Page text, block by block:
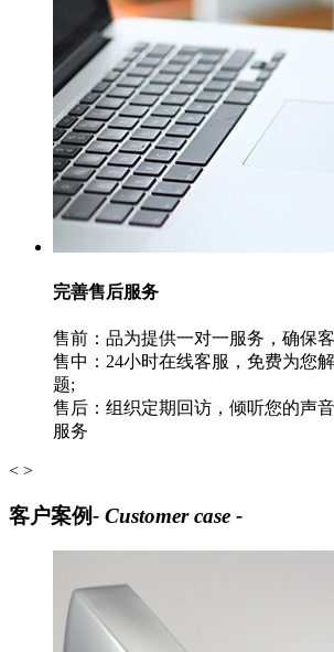
完善售后服务
售前：品为提供一对一服务，确保
售中：24小时在线客服，免费为您
题;
售后：组织定期回访，倾听您的声
服务
< >
客户案例- Customer case -